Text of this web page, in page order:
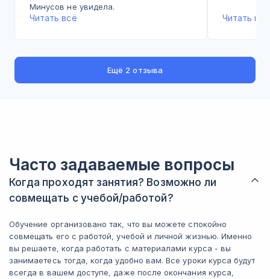
Минусов не увидела.
Читать всё Читать всё
Ещё 2 отзыва
Часто задаваемые вопросы
Когда проходят занятия? Возможно ли
совмещать с учебой/работой?
Обучение организовано так, что вы можете спокойно
совмещать его с работой, учебой и личной жизнью. Именно
вы решаете, когда работать с материалами курса - вы
занимаетесь тогда, когда удобно вам. Все уроки курса будут
всегда в вашем доступе, даже после окончания курса,